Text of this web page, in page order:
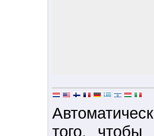
того,